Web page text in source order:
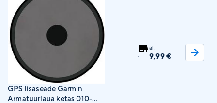
GPS lisaseade Garmin
Armatuurlaua ketas 010-
1
al.
9,99 €